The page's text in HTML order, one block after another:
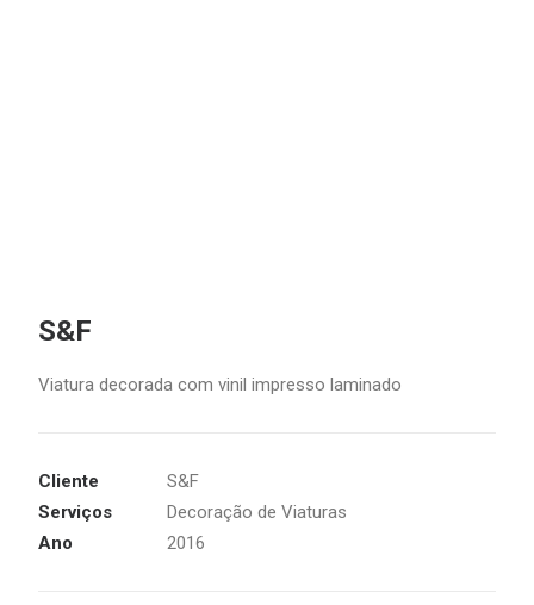
S&F
Viatura decorada com vinil impresso laminado
Cliente
S&F
Serviços
Decoração de Viaturas
Ano
2016